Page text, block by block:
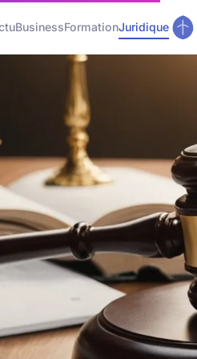
BusinessFormationJuridique